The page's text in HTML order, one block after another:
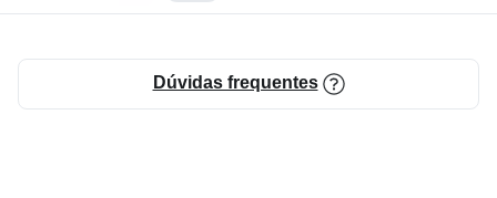
Dúvidas frequentes